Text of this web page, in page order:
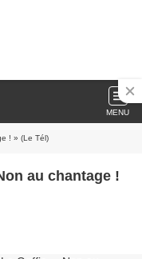
MENU
! » (Le Tél)
au chantage !